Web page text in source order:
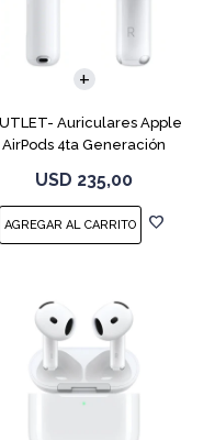
Auriculares Apple
AirPods 4ta Generación
USD 235,00